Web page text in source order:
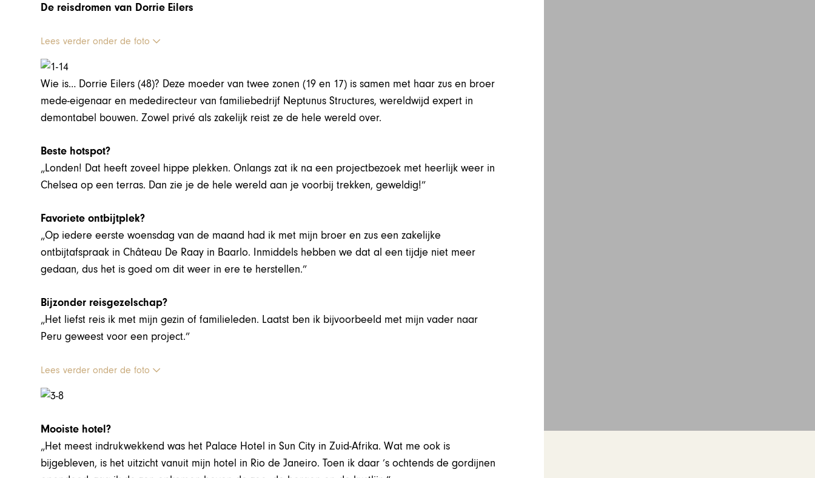
De reisdromen van Dorrie Eilers
Lees verder onder de foto
Wie is… Dorrie Eilers (48)? Deze moeder van twee zonen (19 en 17) is samen met haar zus en broer
mede-eigenaar en mededirecteur van familiebedrijf Neptunus Structures, wereldwijd expert in
demontabel bouwen. Zowel privé als zakelijk reist ze de hele wereld over.
Beste hotspot?
„Londen! Dat heeft zoveel hippe plekken. Onlangs zat ik na een projectbezoek met heerlijk weer in
Chelsea op een terras. Dan zie je de hele wereld aan je voorbij trekken, geweldig!”
Favoriete ontbijtplek?
„Op iedere eerste woensdag van de maand had ik met mijn broer en zus een zakelijke
ontbijtafspraak in Château De Raay in Baarlo. Inmiddels hebben we dat al een tijdje niet meer
gedaan, dus het is goed om dit weer in ere te herstellen.”
Bijzonder reisgezelschap?
„Het liefst reis ik met mijn gezin of familieleden. Laatst ben ik bijvoorbeeld met mijn vader naar
Peru geweest voor een project.”
Lees verder onder de foto
Mooiste hotel?
„Het meest indrukwekkend was het Palace Hotel in Sun City in Zuid-Afrika. Wat me ook is
bijgebleven, is het uitzicht vanuit mijn hotel in Rio de Janeiro. Toen ik daar ’s ochtends de gordijnen